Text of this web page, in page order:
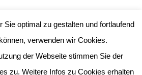
Sie optimal zu gestalten und fortlaufend
verwenden wir Cookies.
der Webseite stimmen Sie der
zu. Weitere Infos zu Cookies erhalten